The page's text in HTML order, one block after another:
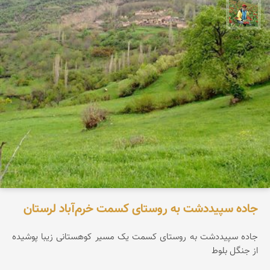
اسفندیار خدایی
جاده سپیددشت به روستای کسمت خرم‌آباد لرستان
جاده سپیددشت به روستای کسمت یک مسیر کوهستانی زیبا پوشیده
از جنگل بلوط